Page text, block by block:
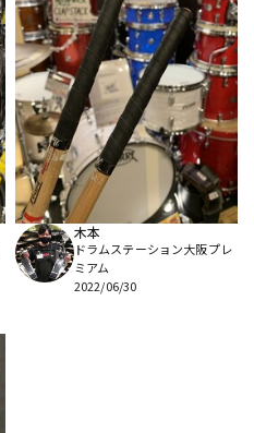
木本
ドラムステーション大阪プレ
ミアム
2022/06/30